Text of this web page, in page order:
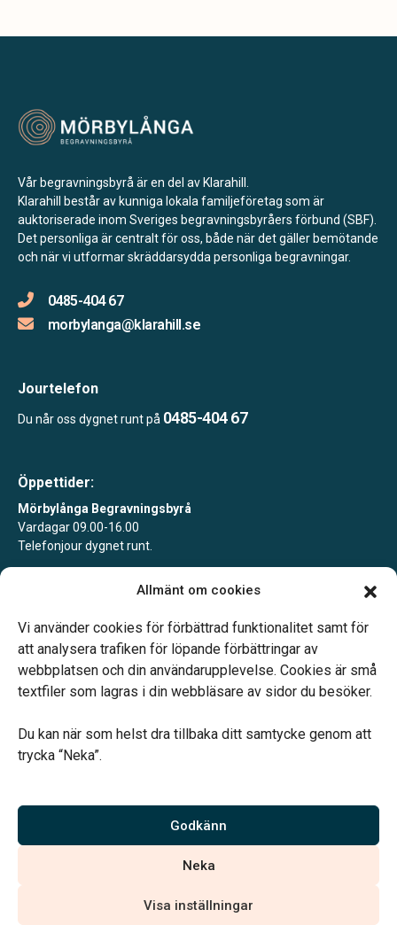
Allmänt om cookies
Vi använder cookies för förbättrad funktionalitet samt för
att analysera trafiken för löpande förbättringar av
webbplatsen och din användarupplevelse. Cookies är små
textfiler som lagras i din webbläsare av sidor du besöker.
Du kan när som helst dra tillbaka ditt samtycke genom att
trycka “Neka”.
Godkänn
Neka
Visa inställningar
Vår begravningsbyrå är en del av Klarahill.
Klarahill består av kunniga lokala familjeföretag som är
auktoriserade inom Sveriges begravningsbyråers förbund (SBF).
Det personliga är centralt för oss, både när det gäller bemötande
och när vi utformar skräddarsydda personliga begravningar.
0485-404 67
morbylanga@klarahill.se
Jourtelefon
Du når oss dygnet runt på 0485-404 67
Öppettider:
Mörbylånga Begravningsbyrå
Vardagar 09.00-16.00
Telefonjour dygnet runt.
Mörbylånga Begravningsbyrå Färjestaden
Telefonjour dygnet runt.
Vårt systerbolag Verahill hjälper dig med familjejuridiken –
Vi är auktoriserade av Sveriges Begravningsbyråers Förbund och
har högt ställda krav på utbildning, kvalitet, miljö och arbetsmiljö.